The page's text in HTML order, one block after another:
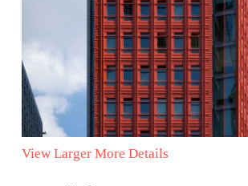
View Larger More Details